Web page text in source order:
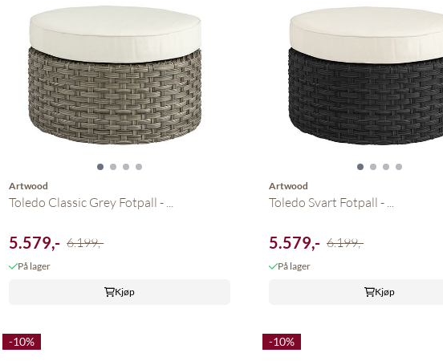
Artwood
Toledo Classic Grey Fotpall - ...
5.579,- 6.199,-
På lager
Kjøp
Artwood
Toledo Svart Fotpall - ...
5.579,- 6.199,-
På lager
Kjøp
-10% -10%